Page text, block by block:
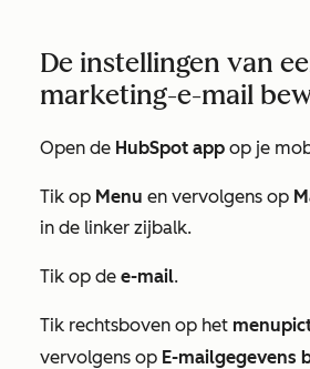
De instellingen van
marketing-e-mail
Open de HubSpot app op je
Tik op Menu en vervolgens op
in de linker zijbalk.
Tik op de e-mail.
Tik rechtsboven op het
vervolgens op E-mailgegevens